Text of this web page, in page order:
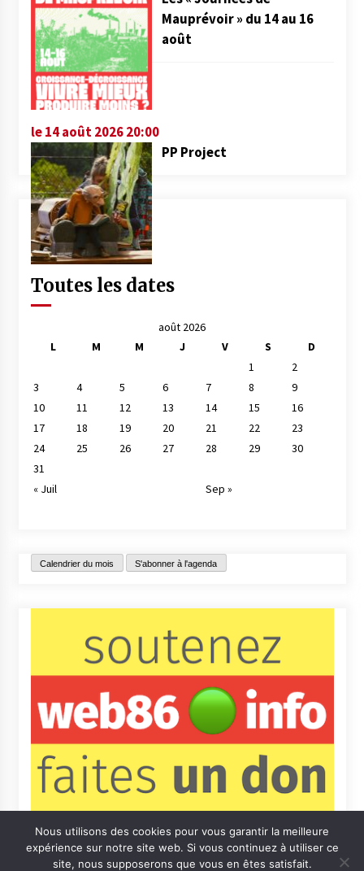
Mauprévoir » du 14 au 16
août
le 14 août 2026 20:00
PP Project
Toutes les dates
août 2026
L
M M J V S
D
1
2
3
4 5 6 7 8
9
10
11 12 13 14 15
16
17
18 19 20 21 22
23
24
25 26 27 28 29
30
31
« Juil
Sep »
Calendrier du mois S'abonner à l'agenda
Nous utilisons des cookies pour vous garantir la meilleure
expérience sur notre site web. Si vous continuez à utiliser ce
site, nous supposerons que vous en êtes satisfait.